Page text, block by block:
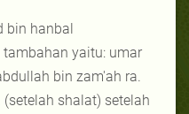
bin hanbal
yaitu: umar
bin zam'ah ra.
shalat) setelah